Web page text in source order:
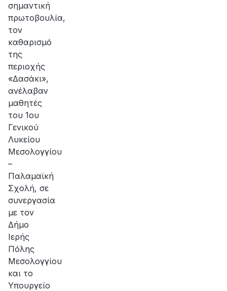
σημαντική
πρωτοβουλία,
τον
καθαρισμό
της
περιοχής
«Δασάκι»,
ανέλαβαν
μαθητές
του 1ου
Γενικού
Λυκείου
Μεσολογγίου
–
Παλαμαϊκή
Σχολή, σε
συνεργασία
με τον
Δήμο
Ιερής
Πόλης
Μεσολογγίου
και το
Υπουργείο